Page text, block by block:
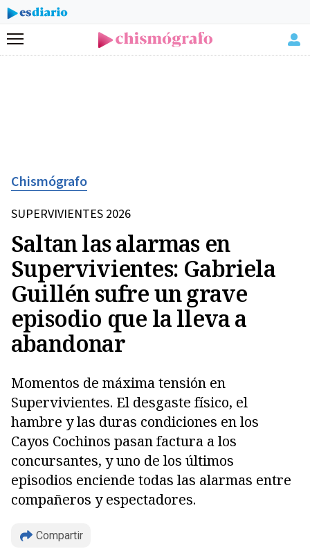
Menú
Chismógrafo
SUPERVIVIENTES 2026
Saltan las alarmas en
Supervivientes: Gabriela
Guillén sufre un grave
episodio que la lleva a
abandonar
Momentos de máxima tensión en
Supervivientes. El desgaste físico, el
hambre y las duras condiciones en los
Cayos Cochinos pasan factura a los
concursantes, y uno de los últimos
episodios enciende todas las alarmas entre
compañeros y espectadores.
Compartir